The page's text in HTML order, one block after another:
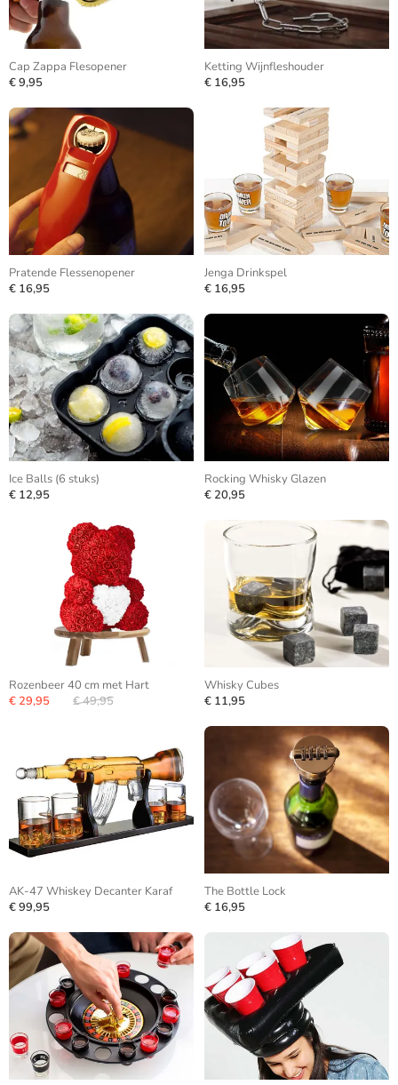
Cap Zappa Flesopener
€ 9,95
Ketting Wijnfleshouder
€ 16,95
Pratende Flessenopener
€ 16,95
Jenga Drinkspel
€ 16,95
Ice Balls (6 stuks)
€ 12,95
Rocking Whisky Glazen
€ 20,95
Rozenbeer 40 cm met Hart
€ 29,95
€ 49,95
Whisky Cubes
€ 11,95
AK-47 Whiskey Decanter Karaf
€ 99,95
The Bottle Lock
€ 16,95